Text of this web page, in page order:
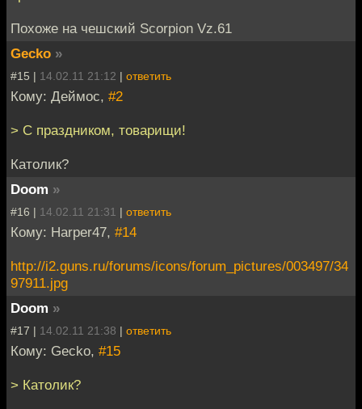
Похоже на чешский Scorpion Vz.61
Gecko »
#15 | 14.02.11 21:12 | ответить
Кому: Деймос, #2
> С праздником, товарищи!
Католик?
Doom »
#16 | 14.02.11 21:31 | ответить
Кому: Harper47, #14
http://i2.guns.ru/forums/icons/forum_pictures/003497/34
97911.jpg
Doom »
#17 | 14.02.11 21:38 | ответить
Кому: Gecko, #15
> Католик?